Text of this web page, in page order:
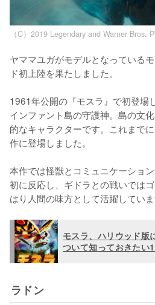
（C）2019 Legendary and Warner Bros.
ヤママユガがモデルとなっている
ド初上陸を果たしました。
1961年公開の『モスラ』で初登場
インファント島の守護神。島の文
的なキャラクターです。これまで
作に登場しました。
本作では怪獣とコミュニケーショ
初に反応し、ギドラとの戦いでは
はり人間の味方として活躍していま
モスラ、ハリウッド版
ついて知っておきたい
ラドン